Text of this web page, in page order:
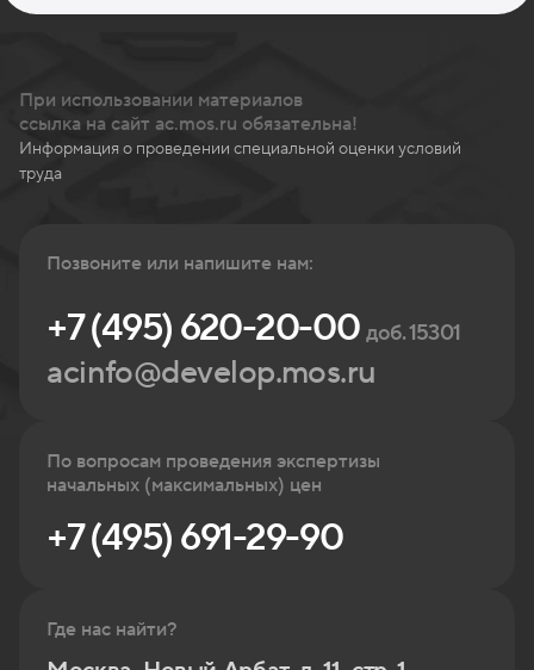
При использовании материалов
ссылка на сайт ac.mos.ru обязательна!
Информация о проведении специальной оценки условий
труда
Позвоните или напишите нам:
+7 (495) 620-20-00доб. 15301
acinfo@develop.mos.ru
По вопросам проведения экспертизы
начальных (максимальных) цен
+7 (495) 691-29-90
Где нас найти?